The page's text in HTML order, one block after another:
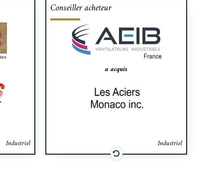
Industriel
de
de
de
inc.
Conseiller acheteur
a acquis
Industriel
Cafa a assisté AEIB, société
française spécialiste des systèmes de
ventilation, à négocier l’acquisition
et le financement de Les Aciers
Monaco, afin de s’implanter au